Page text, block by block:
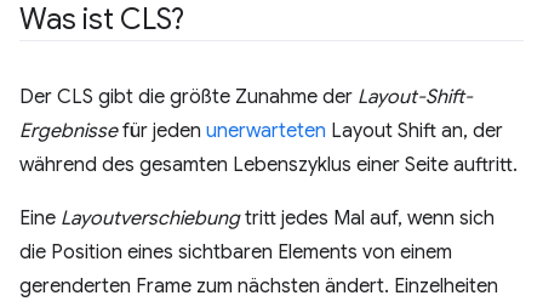
Was ist CLS?
Der CLS gibt die größte Zunahme der Layout-Shift-
Ergebnissefür jeden unerwarteten Layout Shift an, der
während des gesamten Lebenszyklus einer Seite auftritt.
Eine Layoutverschiebungtritt jedes Mal auf, wenn sich
die Position eines sichtbaren Elements von einem
gerenderten Frame zum nächsten ändert. Einzelheiten